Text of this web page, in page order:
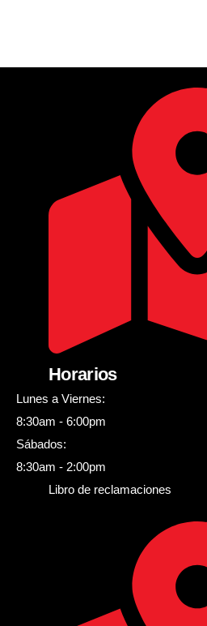
Horarios
Lunes a Viernes:
8:30am - 6:00pm
Sábados:
8:30am - 2:00pm
Libro de reclamaciones